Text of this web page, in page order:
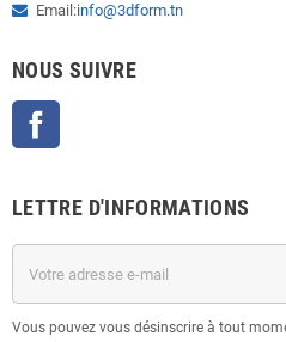
Email:info@3dform.tn
NOUS SUIVRE
LETTRE D'INFORMATIONS
Vous pouvez vous désinscrire à tout